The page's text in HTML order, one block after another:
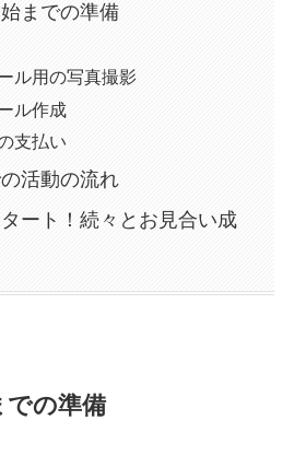
までの準備
ル用の写真撮影
ル作成
支払い
活動の流れ
ート！続々とお見合い成
での準備